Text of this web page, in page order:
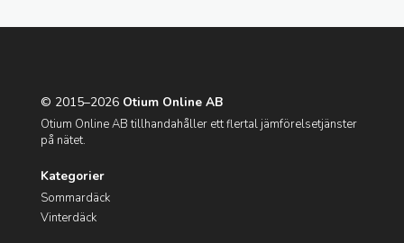
© 2015–2026 Otium Online AB
Otium Online AB tillhandahåller ett flertal jämförelsetjänster
på nätet.
Kategorier
Sommardäck
Vinterdäck